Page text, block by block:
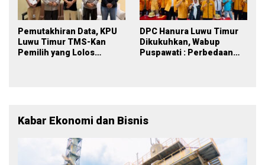
Pemutakhiran Data, KPU
Luwu Timur TMS-Kan
Pemilih yang Lolos
DPC Hanura Luwu Timur
Dikukuhkan, Wabup
Puspawati : Perbedaan
Kabar Ekonomi dan Bisnis